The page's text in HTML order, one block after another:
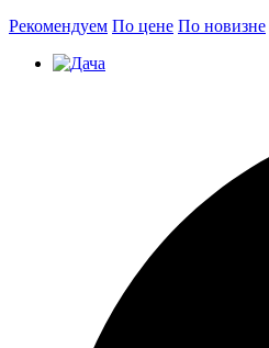
Рекомендуем По цене По новизне